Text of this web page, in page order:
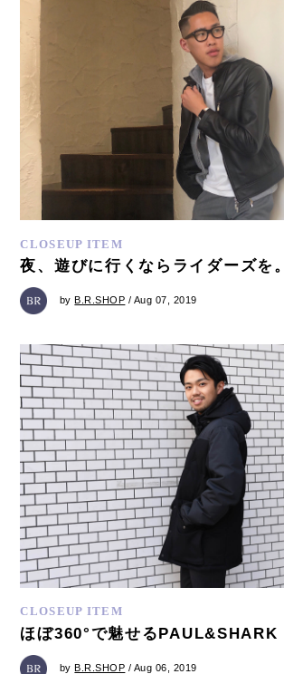
CLOSEUP ITEM
夜、遊びに行くならライダーズを。
by B.R.SHOP / Aug 07, 2019
CLOSEUP ITEM
ほぼ360°で魅せるPAUL&SHARK
byB.R.SHOP / Aug 06, 2019